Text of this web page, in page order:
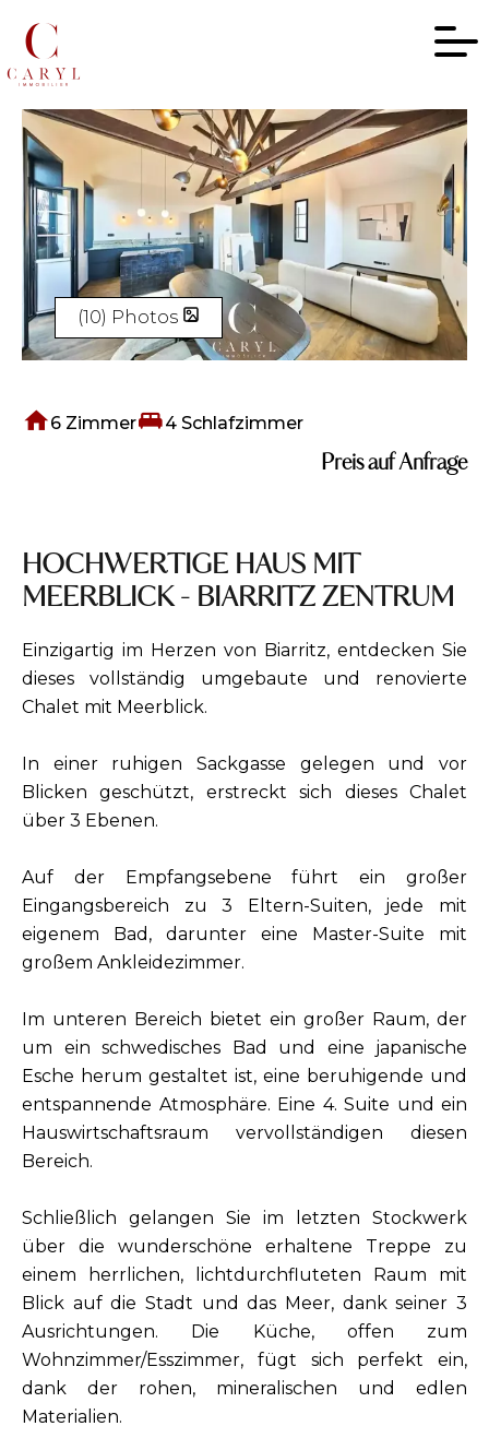
(10) Photos
6 Zimmer 4 Schlafzimmer
HOCHWERTIGE HAUS MIT
MEERBLICK - BIARRITZ ZENTRUM
Einzigartig im Herzen von Biarritz, entdecken Sie
dieses vollständig umgebaute und renovierte
Chalet mit Meerblick.
In einer ruhigen Sackgasse gelegen und vor
Blicken geschützt, erstreckt sich dieses Chalet
über 3 Ebenen.
Auf der Empfangsebene führt ein großer
Eingangsbereich zu 3 Eltern-Suiten, jede mit
eigenem Bad, darunter eine Master-Suite mit
großem Ankleidezimmer.
Im unteren Bereich bietet ein großer Raum, der
um ein schwedisches Bad und eine japanische
Esche herum gestaltet ist, eine beruhigende und
entspannende Atmosphäre. Eine 4. Suite und ein
Hauswirtschaftsraum vervollständigen diesen
Bereich.
Schließlich gelangen Sie im letzten Stockwerk
über die wunderschöne erhaltene Treppe zu
einem herrlichen, lichtdurchfluteten Raum mit
Blick auf die Stadt und das Meer, dank seiner 3
Ausrichtungen. Die Küche, offen zum
Wohnzimmer/Esszimmer, fügt sich perfekt ein,
dank der rohen, mineralischen und edlen
Materialien.
Preis auf Anfrage